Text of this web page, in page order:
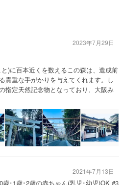
)に百本近くを数えるこの森は、造成前
貴重な手がかりを与えてくれます。し
指定天然記念物となっており、大阪み
2023年7月29日
･1歳･2歳の赤ちゃん(乳児･幼児)OK #3
2021年7月13日